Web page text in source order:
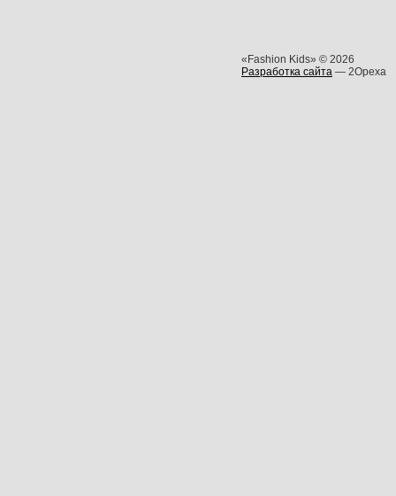
«Fashion Kids» © 2026
Разработка сайта — 2Opexa